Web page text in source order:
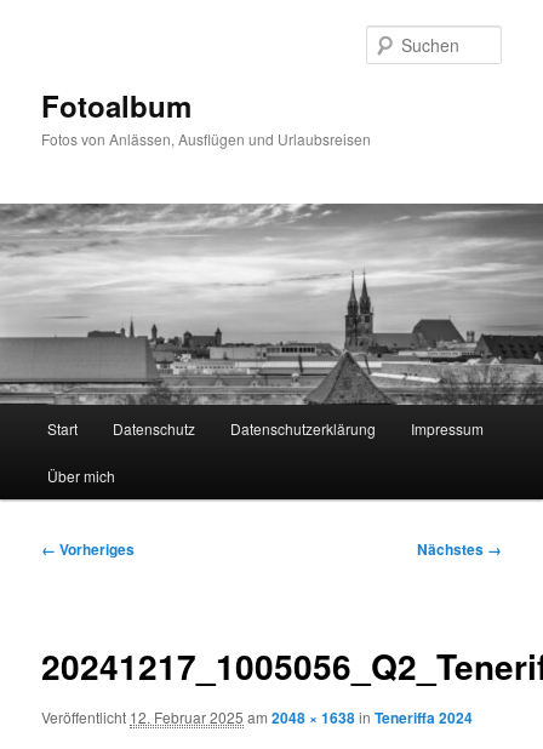
Fotoalbum
Fotos von Anlässen, Ausflügen und Urlaubsreisen
Start Datenschutz Datenschutzerklärung Impressum
Über mich
Bilder-
← Vorheriges Nächstes →
Veröffentlicht 12. Februar 2025 am2048 × 1638inTeneriffa 2024